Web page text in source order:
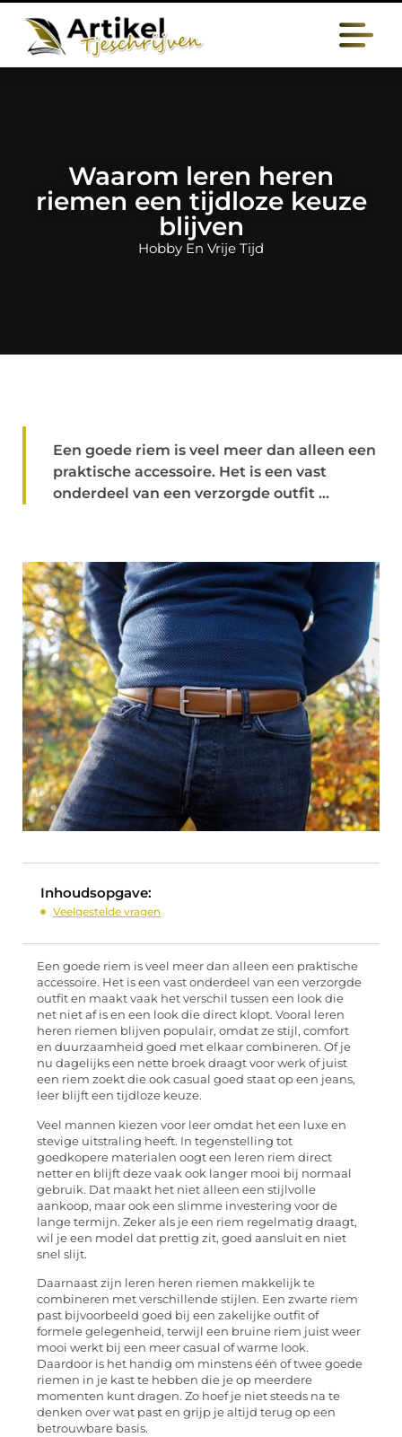
Waarom leren heren
riemen een tijdloze keuze
blijven
Hobby En Vrije Tijd
Een goede riem is veel meer dan alleen een
praktische accessoire. Het is een vast
onderdeel van een verzorgde outfit ...
Inhoudsopgave:
Veelgestelde vragen
Een goede riem is veel meer dan alleen een praktische
accessoire. Het is een vast onderdeel van een verzorgde
outfit en maakt vaak het verschil tussen een look die
net niet af is en een look die direct klopt. Vooral leren
heren riemen blijven populair, omdat ze stijl, comfort
en duurzaamheid goed met elkaar combineren. Of je
nu dagelijks een nette broek draagt voor werk of juist
een riem zoekt die ook casual goed staat op een jeans,
leer blijft een tijdloze keuze.
Veel mannen kiezen voor leer omdat het een luxe en
stevige uitstraling heeft. In tegenstelling tot
goedkopere materialen oogt een leren riem direct
netter en blijft deze vaak ook langer mooi bij normaal
gebruik. Dat maakt het niet alleen een stijlvolle
aankoop, maar ook een slimme investering voor de
lange termijn. Zeker als je een riem regelmatig draagt,
wil je een model dat prettig zit, goed aansluit en niet
snel slijt.
Daarnaast zijn leren heren riemen makkelijk te
combineren met verschillende stijlen. Een zwarte riem
past bijvoorbeeld goed bij een zakelijke outfit of
formele gelegenheid, terwijl een bruine riem juist weer
mooi werkt bij een meer casual of warme look.
Daardoor is het handig om minstens één of twee goede
riemen in je kast te hebben die je op meerdere
momenten kunt dragen. Zo hoef je niet steeds na te
denken over wat past en grijp je altijd terug op een
betrouwbare basis.